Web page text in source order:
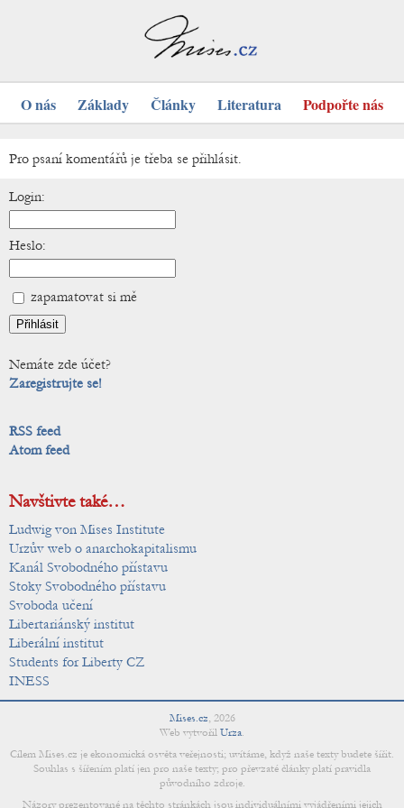
O nás Základy Články Literatura Podpořte nás
Pro psaní komentářů je třeba se přihlásit.
Login:
Heslo:
zapamatovat si mě
Nemáte zde účet?
Zaregistrujte se!
RSS feed
Atom feed
Navštivte také…
Ludwig von Mises Institute
Urzův web o anarchokapitalismu
Kanál Svobodného přístavu
Stoky Svobodného přístavu
Svoboda učení
Libertariánský institut
Liberální institut
Students for Liberty CZ
INESS
Mises.cz, 2026
Web vytvořil Urza.
Cílem Mises.cz je ekonomická osvěta veřejnosti; uvítáme, když naše texty budete šířit.
Souhlas s šířením platí jen pro naše texty; pro převzaté články platí pravidla
původního zdroje.
Názory prezentované na těchto stránkách jsou individuálními vyjádřeními jejich